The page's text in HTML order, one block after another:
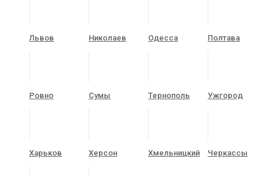
Львов Николаев Одесса Полтава
Ровно Сумы Тернополь Ужгород
Харьков Херсон Хмельницкий Черкассы